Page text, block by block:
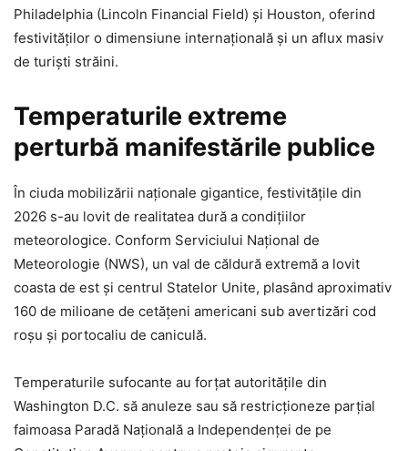
Philadelphia (Lincoln Financial Field) și Houston, oferind
festivităților o dimensiune internațională și un aflux masiv
de turiști străini.
Temperaturile extreme
perturbă manifestările publice
În ciuda mobilizării naționale gigantice, festivitățile din
2026 s-au lovit de realitatea dură a condițiilor
meteorologice. Conform Serviciului Național de
Meteorologie (NWS), un val de căldură extremă a lovit
coasta de est și centrul Statelor Unite, plasând aproximativ
160 de milioane de cetățeni americani sub avertizări cod
roșu și portocaliu de caniculă.
Temperaturile sufocante au forțat autoritățile din
Washington D.C. să anuleze sau să restricționeze parțial
faimoasa Paradă Națională a Independenței de pe